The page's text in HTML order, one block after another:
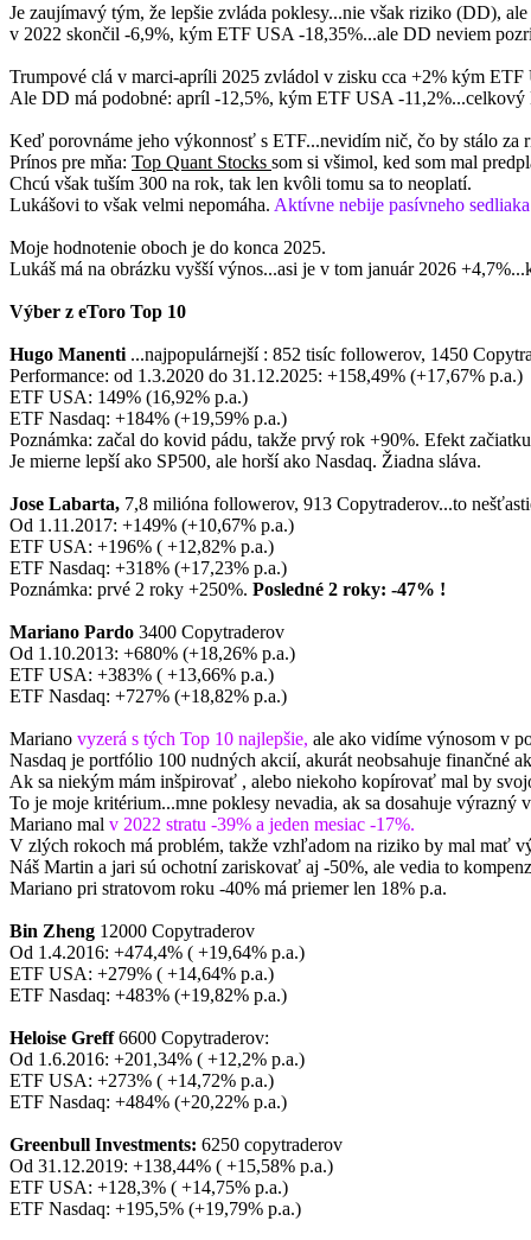
Je zaujímavý tým, že lepšie zvláda poklesy...nie však riziko (DD),
v 2022 skončil -6,9%, kým ETF USA -18,35%...ale DD neviem
Trumpové clá v marci-apríli 2025 zvládol v zisku cca +2% kým ETF
Ale DD má podobné: apríl -12,5%, kým ETF USA -
Keď porovnáme jeho výkonnosť s ETF...nevidím nič, čo by stálo za
Prínos pre mňa: Top Quant Stocks som si všimol, ked som mal
Chcú však tuším 300 na rok, tak len kvôli tomu sa to neoplatí.
Lukášovi to však velmi nepomáha. Aktívne nebije pasívneho
Moje hodnotenie oboch je do konca 2025.
Lukáš má na obrázku vyšší výnos...asi je v tom január 2026
Výber z eToro Top 10
Hugo Manenti ...najpopulárnejší : 852 tisíc followerov, 1450
Performance: od 1.3.2020 do 31.12.2025: +158,49% (+17,67% p.a.)
ETF USA: 149% (16,92% p.a.)
ETF Nasdaq: +184% (+19,59% p.a.)
Poznámka: začal do kovid pádu, takže prvý rok +90%. Efekt
Je mierne lepší ako SP500, ale horší ako Nasdaq. Žiadna sláva.
Jose Labarta, 7,8 milióna followerov, 913 Copytraderov...to
Od 1.11.2017: +149% (+10,67% p.a.)
ETF USA: +196% ( +12,82% p.a.)
ETF Nasdaq: +318% (+17,23% p.a.)
Poznámka: prvé 2 roky +250%. Posledné 2 roky: -47% !
Mariano Pardo 3400 Copytraderov
Od 1.10.2013: +680% (+18,26% p.a.)
ETF USA: +383% ( +13,66% p.a.)
ETF Nasdaq: +727% (+18,82% p.a.)
Mariano vyzerá s tých Top 10 najlepšie, ale ako vidíme výnosom v
Nasdaq je portfólio 100 nudných akcií, akurát neobsahuje finančné
Ak sa niekým mám inšpirovať , alebo niekoho kopírovať mal by
To je moje kritérium...mne poklesy nevadia, ak sa dosahuje výrazný
Mariano mal v 2022 stratu -39% a jeden mesiac -17%.
V zlých rokoch má problém, takže vzhľadom na riziko by mal mať
Náš Martin a jari sú ochotní zariskovať aj -50%, ale vedia to
Mariano pri stratovom roku -40% má priemer len 18% p.a.
Bin Zheng 12000 Copytraderov
Od 1.4.2016: +474,4% ( +19,64% p.a.)
ETF USA: +279% ( +14,64% p.a.)
ETF Nasdaq: +483% (+19,82% p.a.)
Heloise Greff6600 Copytraderov:
Od 1.6.2016: +201,34% ( +12,2% p.a.)
ETF USA: +273% ( +14,72% p.a.)
ETF Nasdaq: +484% (+20,22% p.a.)
Greenbull Investments: 6250 copytraderov
Od 31.12.2019: +138,44% ( +15,58% p.a.)
ETF USA: +128,3% ( +14,75% p.a.)
ETF Nasdaq: +195,5% (+19,79% p.a.)